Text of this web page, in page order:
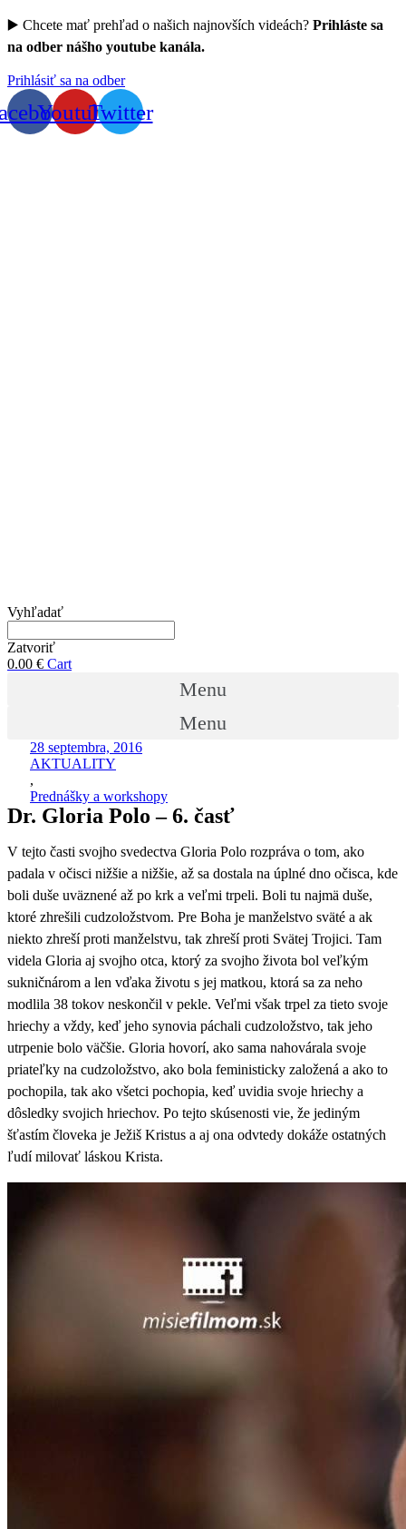
▶️ Chcete mať prehľad o našich najnovších videách? Prihláste sa
na odber nášho youtube kanála.
Prihlásiť sa na odber
YoutubeTwitter
Vyhľadať
Zatvoriť
0.00 € Cart
Menu
Menu
28 septembra, 2016
AKTUALITY
,
Prednášky a workshopy
Dr. Gloria Polo – 6. časť
V tejto časti svojho svedectva Gloria Polo rozpráva o tom, ako
padala v očisci nižšie a nižšie, až sa dostala na úplné dno očisca, kde
boli duše uväznené až po krk a veľmi trpeli. Boli tu najmä duše,
ktoré zhrešili cudzoložstvom. Pre Boha je manželstvo sväté a ak
niekto zhreší proti manželstvu, tak zhreší proti Svätej Trojici. Tam
videla Gloria aj svojho otca, ktorý za svojho života bol veľkým
sukničnárom a len vďaka životu s jej matkou, ktorá sa za neho
modlila 38 tokov neskončil v pekle. Veľmi však trpel za tieto svoje
hriechy a vždy, keď jeho synovia páchali cudzoložstvo, tak jeho
utrpenie bolo väčšie. Gloria hovorí, ako sama nahovárala svoje
priateľky na cudzoložstvo, ako bola feministicky založená a ako to
pochopila, tak ako všetci pochopia, keď uvidia svoje hriechy a
dôsledky svojich hriechov. Po tejto skúsenosti vie, že jediným
šťastím človeka je Ježiš Kristus a aj ona odvtedy dokáže ostatných
ľudí milovať láskou Krista.